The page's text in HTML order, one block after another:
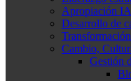
Apropiación IA
Desarrollo de
Cambio,
Gestión